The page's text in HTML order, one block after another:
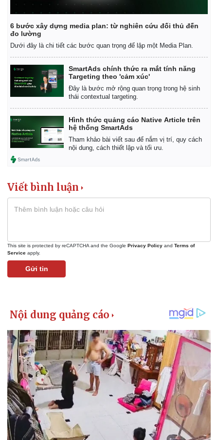
Doanh nghiệp
Thông tin doanh nghiệp
Doanh nghiệp 24h
Doanh nhân
Vì cộng đồng
Công nghệ
Sành điệu
Tin Công nghệ
Trải nghiệm
Chuyển đổi số
6 bước xây dựng media plan: từ nghiên cứu đối thủ đến
đo lường
Dưới đây là chi tiết các bước quan trọng để lập một Media Plan.
SmartAds chính thức ra mắt tính năng
Targeting theo 'cảm xúc'
Đây là bước mở rộng quan trọng trong hệ sinh
thái contextual targeting.
Hình thức quảng cáo Native Article trên
hệ thống SmartAds
Tham khảo bài viết sau để nắm vị trí, quy cách
nội dung, cách thiết lập và tối ưu.
Viết bình luận
This site is protected by reCAPTCHA and the Google Privacy Policy and Terms of
Service apply.
Gửi tin